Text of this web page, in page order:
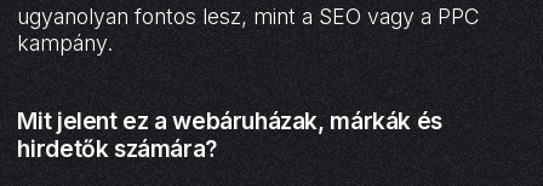
ugyanolyan fontos lesz, mint a SEO vagy a PPC
kampány.
Mit jelent ez a webáruházak, márkák és
hirdetők számára?